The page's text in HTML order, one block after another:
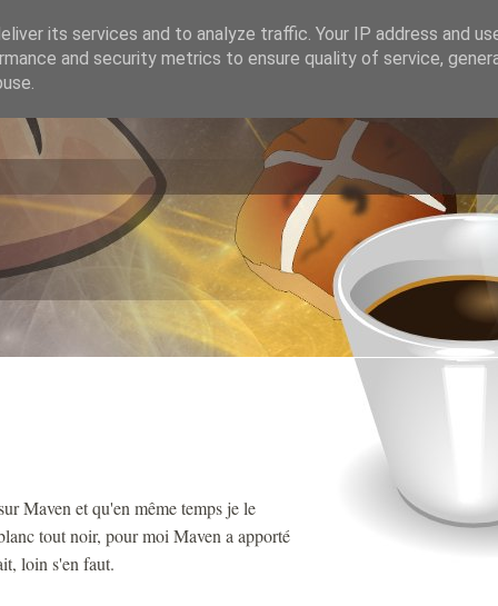
Maven et qu'en même temps je le
tout noir, pour moi Maven a apporté
loin s'en faut.
its services and to analyze traffic. Your IP address and
and security metrics to ensure quality of service,